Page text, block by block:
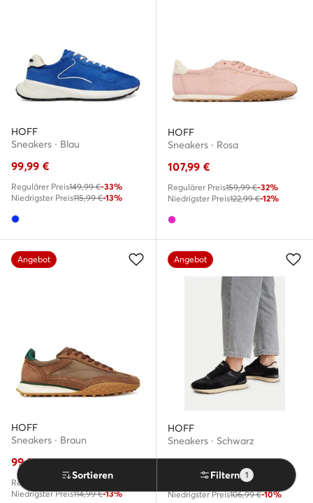
Sortieren Filtern 1
HOFF
Sneakers · Blau
99,99 €
Regulärer Preis149,99 €-33%
Niedrigster Preis115,99 €-13%
HOFF
Sneakers · Rosa
107,99 €
Regulärer Preis159,99 €-32%
Niedrigster Preis122,99 €-12%
Angebot
HOFF
Sneakers · Braun
99,99€
Regulärer Preis
Niedrigster Preis114,99 €-13%
Angebot
HOFF
Sneakers · Schwarz
95,99€
140,99 €
Niedrigster Preis106,99 €-10%